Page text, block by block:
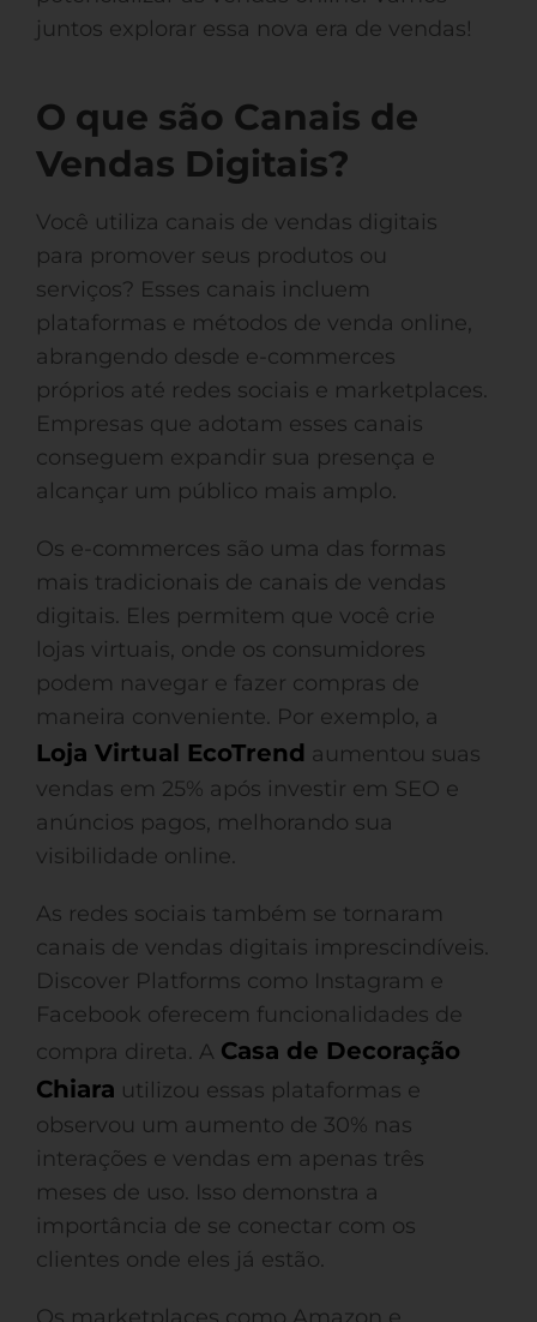
juntos explorar essa nova era de vendas!
O que são Canais de
Vendas Digitais?
Você utiliza canais de vendas digitais
para promover seus produtos ou
serviços? Esses canais incluem
plataformas e métodos de venda online,
abrangendo desde e-commerces
próprios até redes sociais e marketplaces.
Empresas que adotam esses canais
conseguem expandir sua presença e
alcançar um público mais amplo.
Os e-commerces são uma das formas
mais tradicionais de canais de vendas
digitais. Eles permitem que você crie
lojas virtuais, onde os consumidores
podem navegar e fazer compras de
maneira conveniente. Por exemplo, a
Loja Virtual EcoTrend aumentou suas
vendas em 25% após investir em SEO e
anúncios pagos, melhorando sua
visibilidade online.
As redes sociais também se tornaram
canais de vendas digitais imprescindíveis.
Discover Platforms como Instagram e
Facebook oferecem funcionalidades de
compra direta. A Casa de Decoração
Chiara utilizou essas plataformas e
observou um aumento de 30% nas
interações e vendas em apenas três
meses de uso. Isso demonstra a
importância de se conectar com os
clientes onde eles já estão.